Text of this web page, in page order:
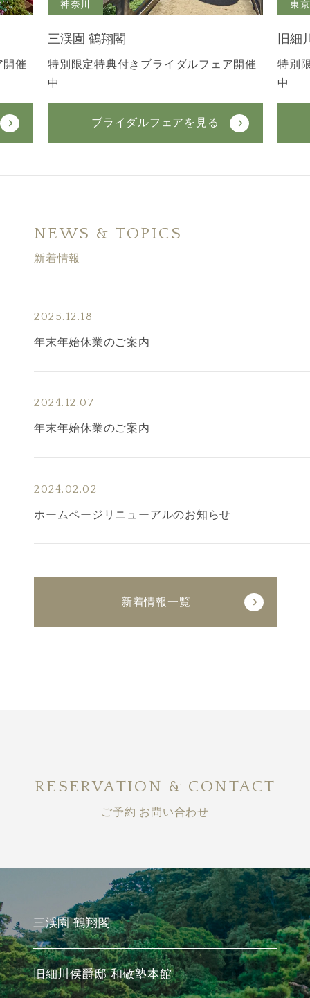
開催
神奈川
三渓園 鶴翔閣
特別限定特典付きブライダルフェア開催
中
ブライダルフェアを見る
東京
旧細
特別
中
NEWS & TOPICS
新着情報
2025.12.18
年末年始休業のご案内
2024.12.07
年末年始休業のご案内
2024.02.02
ホームページリニューアルのお知らせ
新着情報一覧
RESERVATION & CONTACT
ご予約 お問い合わせ
三渓園 鶴翔閣
旧細川侯爵邸 和敬塾本館